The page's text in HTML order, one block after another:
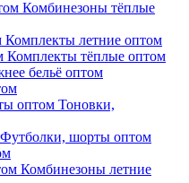
Комбинезоны тёплые
Комплекты летние оптом
Комплекты тёплые оптом
бельё оптом
Тоновки,
Футболки, шорты оптом
Комбинезоны летние